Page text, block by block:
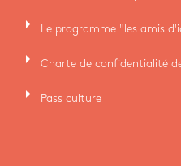
arrow_right Le programme "les amis
arrow_right Charte de confidentialité
arrow_right Pass culture